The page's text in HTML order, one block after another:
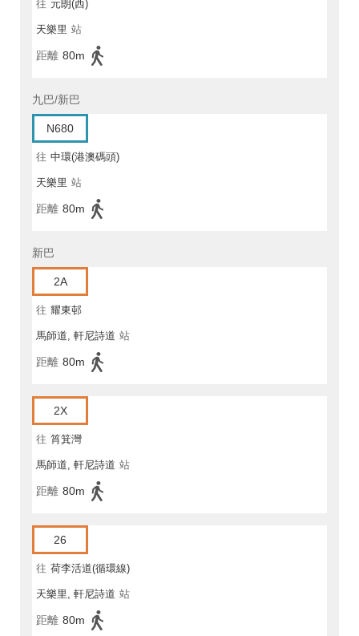
往 元朗(西)
天樂里 站
距離 80m
九巴/新巴
N680
往 中環(港澳碼頭)
天樂里 站
距離 80m
新巴
2A
往 耀東邨
馬師道, 軒尼詩道 站
距離 80m
2X
往 筲箕灣
馬師道, 軒尼詩道 站
距離 80m
26
往 荷李活道(循環線)
天樂里, 軒尼詩道 站
距離 80m